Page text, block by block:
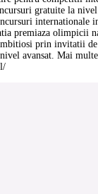
gratuite la
internationale
premiaza olimpicii
prin invitatii
avansat. Mai